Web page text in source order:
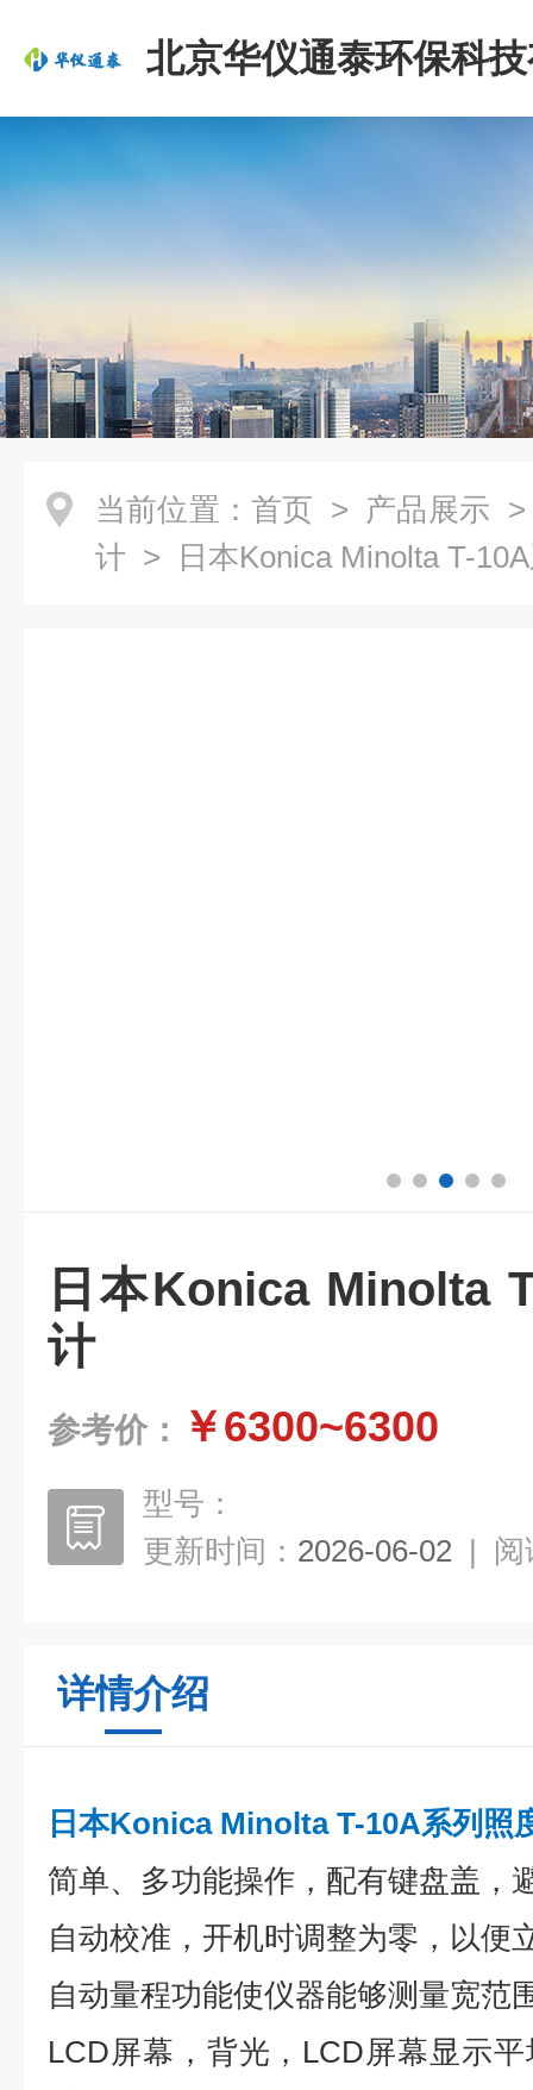
北京华仪通泰环保科
司
当前位置： 首页 > 产品展示
计 > 日本Konica Minolta T-
日本Konica Minolta
计
参考价： ￥6300~6300
型号：
更新时间： 2026-06-02 | 阅
详情介绍
日本Konica Minolta T-10A系列照
简单、多功能操作，配有键盘盖，
自动校准，开机时调整为零，以便
自动量程功能使仪器能够测量宽范
LCD屏幕，背光，LCD屏幕显示